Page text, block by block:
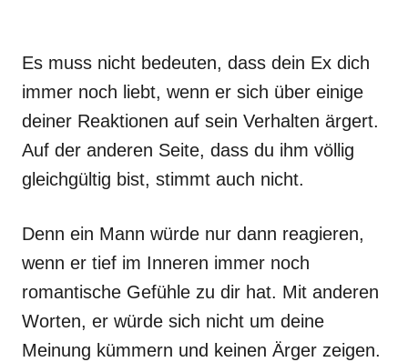
Es muss nicht bedeuten, dass dein Ex dich
immer noch liebt, wenn er sich über einige
deiner Reaktionen auf sein Verhalten ärgert.
Auf der anderen Seite, dass du ihm völlig
gleichgültig bist, stimmt auch nicht.
Denn ein Mann würde nur dann reagieren,
wenn er tief im Inneren immer noch
romantische Gefühle zu dir hat. Mit anderen
Worten, er würde sich nicht um deine
Meinung kümmern und keinen Ärger zeigen.